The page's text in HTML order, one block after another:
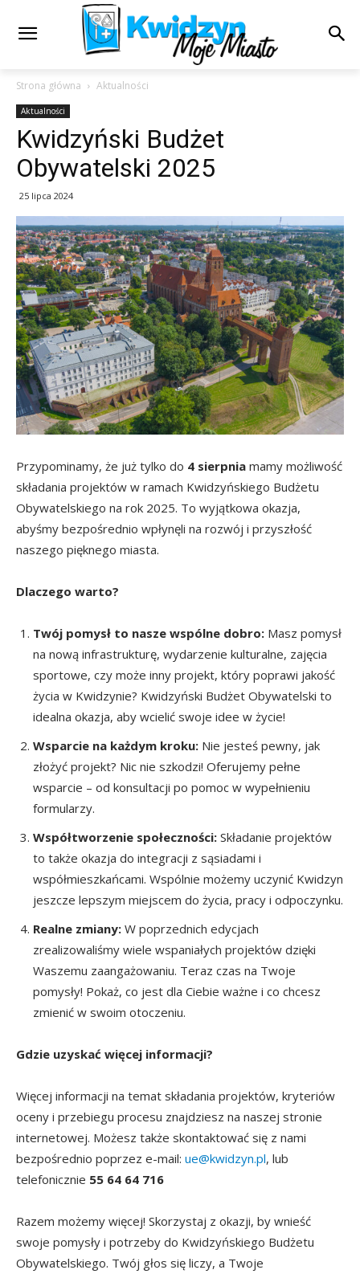
Strona główna Aktualności
Aktualności
Kwidzyński Budżet
Obywatelski 2025
25 lipca 2024
Przypominamy, że już tylko do 4 sierpnia mamy możliwość
składania projektów w ramach Kwidzyńskiego Budżetu
Obywatelskiego na rok 2025. To wyjątkowa okazja,
abyśmy bezpośrednio wpłynęli na rozwój i przyszłość
naszego pięknego miasta.
Dlaczego warto?
Twój pomysł to nasze wspólne dobro: Masz pomysł
na nową infrastrukturę, wydarzenie kulturalne, zajęcia
sportowe, czy może inny projekt, który poprawi jakość
życia w Kwidzynie? Kwidzyński Budżet Obywatelski to
idealna okazja, aby wcielić swoje idee w życie!
Wsparcie na każdym kroku: Nie jesteś pewny, jak
złożyć projekt? Nic nie szkodzi! Oferujemy pełne
wsparcie – od konsultacji po pomoc w wypełnieniu
formularzy.
Współtworzenie społeczności: Składanie projektów
to także okazja do integracji z sąsiadami i
współmieszkańcami. Wspólnie możemy uczynić Kwidzyn
jeszcze lepszym miejscem do życia, pracy i odpoczynku.
Realne zmiany: W poprzednich edycjach
zrealizowaliśmy wiele wspaniałych projektów dzięki
Waszemu zaangażowaniu. Teraz czas na Twoje
pomysły! Pokaż, co jest dla Ciebie ważne i co chcesz
zmienić w swoim otoczeniu.
Gdzie uzyskać więcej informacji?
Więcej informacji na temat składania projektów, kryteriów
oceny i przebiegu procesu znajdziesz na naszej stronie
internetowej. Możesz także skontaktować się z nami
bezpośrednio poprzez e-mail: ue@kwidzyn.pl, lub
telefonicznie 55 64 64 716
Razem możemy więcej! Skorzystaj z okazji, by wnieść
swoje pomysły i potrzeby do Kwidzyńskiego Budżetu
Obywatelskiego. Twój głos się liczy, a Twoje